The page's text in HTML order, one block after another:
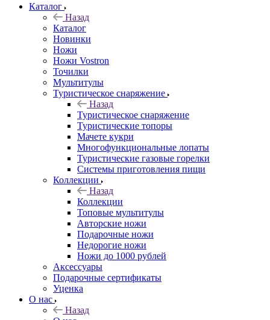
Каталог
Назад
Каталог
Новинки
Ножи
Ножи Vostron
Точилки
Мультитулы
Туристическое снаряжение
Назад
Туристическое снаряжение
Туристические топоры
Мачете кукри
Многофункциональные лопаты
Туристические газовые горелки
Системы приготовления пищи
Коллекции
Назад
Коллекции
Топовые мультитулы
Авторские ножи
Подарочные ножи
Недорогие ножи
Ножи до 1000 рублей
Аксессуары
Подарочные сертификаты
Уценка
О нас
Назад